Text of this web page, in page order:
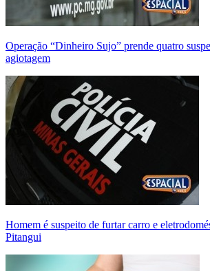
Operação “Dinheiro Sujo” prende quatro
agiotagem
Homem é suspeito de furtar carro e
Pitangui